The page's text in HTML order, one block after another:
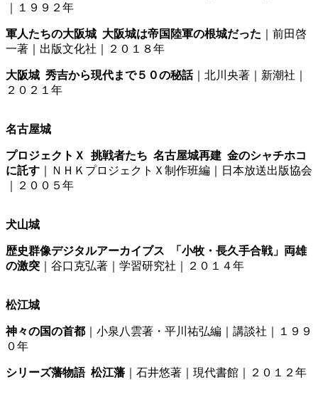
｜１９９２年
軍人たちの大阪城 大阪城は帝国陸軍の根城だった ｜前田啓
一著｜出版文化社｜２０１８年
大阪城 秀吉から現代まで５０の秘話｜北川央著｜新潮社｜
２０２１年
名古屋城
プロジェクトＸ 挑戦者たち 名古屋城再建 金のシャチホコ
に託す ｜ＮＨＫプロジェクトＸ制作班編｜日本放送出版協会
｜２００５年
犬山城
歴史群像デジタルアーカイブス 「小牧・長久手合戦」両雄
の激突 ｜谷口克弘著｜学習研究社｜２０１４年
松江城
神々の国の首都 ｜小泉八雲著・平川祐弘編｜講談社｜１９９
０年
シリーズ藩物語 松江藩 ｜石井悠著｜現代書館｜２０１２年